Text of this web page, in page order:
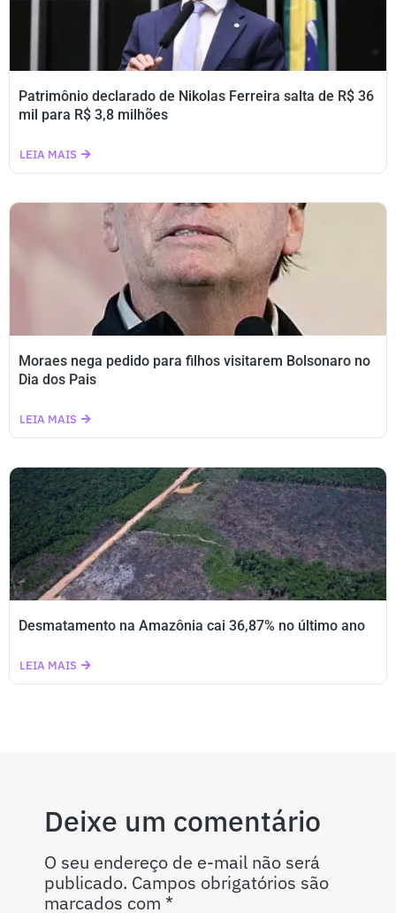
Patrimônio declarado de Nikolas Ferreira salta de R$ 36
mil para R$ 3,8 milhões
LEIA MAIS
Moraes nega pedido para filhos visitarem Bolsonaro no
Dia dos Pais
LEIA MAIS
Desmatamento na Amazônia cai 36,87% no último ano
LEIA MAIS
Deixe um comentário
O seu endereço de e-mail não será
publicado. Campos obrigatórios são
marcados com *